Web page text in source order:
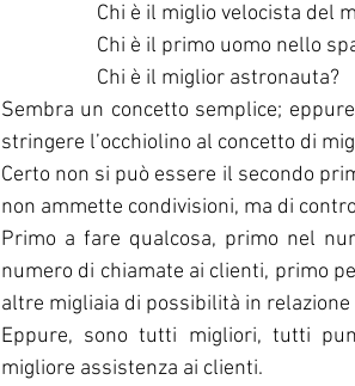
Chi è il miglio velocista del
Chi è il primo uomo nello
Chi è il miglior astronauta?
Sembra un concetto semplice;
stringere l’occhiolino al concetto di
Certo non si può essere il secondo
non ammette condivisioni, ma di
Primo a fare qualcosa, primo nel
numero di chiamate ai clienti, primo
altre migliaia di possibilità in
Eppure, sono tutti migliori, tutti
migliore assistenza ai clienti.